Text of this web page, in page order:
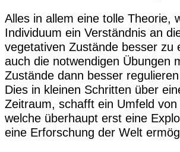
Alles in allem eine tolle Theorie,
Individuum ein Verständnis an
vegetativen Zustände besser zu
auch die notwendigen Übungen
Zustände dann besser
Dies in kleinen Schritten über
Zeitraum, schafft ein Umfeld von
welche überhaupt erst eine
eine Erforschung der Welt